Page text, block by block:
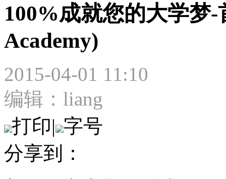
100%成就您的大学梦
Academy)
2015-04-01 11:10
编辑：liang
打印| 字号
分享到：